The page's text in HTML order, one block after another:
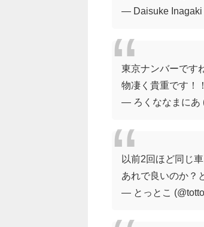
— Daisuke
東京ナンバーです
物凄く貴重です！
— ろくななまにあ
以前2回ほど同じ
あれで良いのか？
— とっとこ